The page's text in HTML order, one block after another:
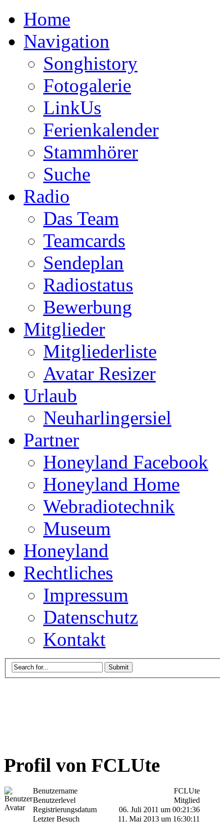
Home
Navigation
Songhistory
Fotogalerie
LinkUs
Ferienkalender
Stammhörer
Suche
Radio
Das Team
Teamcards
Sendeplan
Radiostatus
Bewerbung
Mitglieder
Mitgliederliste
Avatar Resizer
Urlaub
Neuharlingersiel
Partner
Honeyland Facebook
Honeyland Home
Webradiotechnik
Museum
Honeyland
Rechtliches
Impressum
Datenschutz
Kontakt
Profil von FCLUte
Benutzername
FCLUte
Benutzerlevel
Mitglied
Registrierungsdatum
06. Juli 2011 um 00:21:36
Letzter Besuch
11. Mai 2013 um 16:30:11